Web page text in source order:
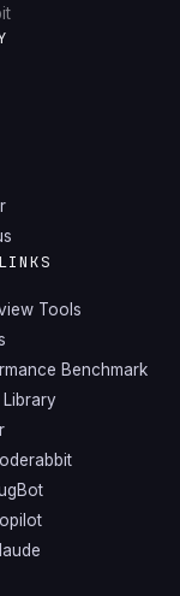
Tools
Benchmark